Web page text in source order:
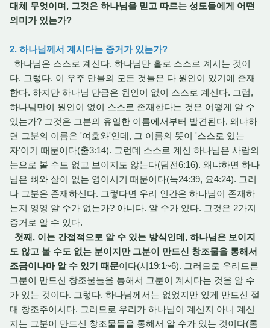
대체 무엇이며, 그것은 하나님을 믿고 따르는 성도들에게 어떤
의미가 있는가?
2. 하나님께서 계시다는 증거가 있는가?
하나님은 스스로 계신다. 하나님만 홀로 스스로 계시는 것이
다. 그렇다. 이 우주 만물의 모든 것들은 다 원인이 있기에 존재
한다. 하지만 하나님 만큼은 원인이 없이 스스로 계신다. 그럼,
하나님만이 원인이 없이 스스로 존재한다는 것은 어떻게 알 수
있는가? 그것은 그분의 유일한 이름에서부터 발견된다. 왜냐하
면 그분의 이름은 '여호와'인데, 그 이름의 뜻이 '스스로 있는
자'이기 때문이다(출3:14). 그런데 스스로 계신 하나님은 사람의
눈으로 볼 수도 없고 보이지도 않는다(딤전6:16). 왜냐하면 하나
님은 뼈와 살이 없는 영이시기 때문이다(눅24:39, 요4:24). 그러
나 그분은 존재하신다. 그렇다면 우리 인간은 하나님이 존재하
는지 영영 알 수가 없는가? 아니다. 알 수가 있다. 그것은 2가지
증거로 알 수 있다.
첫째, 이는 간접적으로 알 수 있는 방식인데, 하나님은 보이지
도 않고 볼 수도 없는 분이지만 그분이 만드신 창조물을 통해서
조금이나마 알 수 있기 때문이다(시19:1~6). 그러므로 우리드른
그분이 만드신 창조물들을 통해서 그분이 계시다는 것을 알 수
가 있는 것이다. 그렇다. 하나님께서는 없었지만 있게 만드신 절
대 창조주이시다. 그러므로 우리가 하나님이 계신지 아니 계신
지는 그분이 만드신 창조물들을 통해서 알 수가 있는 것이다(롬